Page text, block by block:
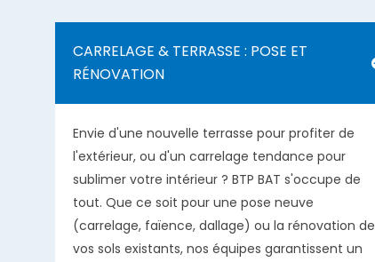
CARRELAGE & TERRASSE : POSE ET
RÉNOVATION
Envie d'une nouvelle terrasse pour profiter de
l'extérieur, ou d'un carrelage tendance pour
sublimer votre intérieur ? BTP BAT s'occupe de
tout. Que ce soit pour une pose neuve
(carrelage, faïence, dallage) ou la rénovation de
vos sols existants, nos équipes garantissent un